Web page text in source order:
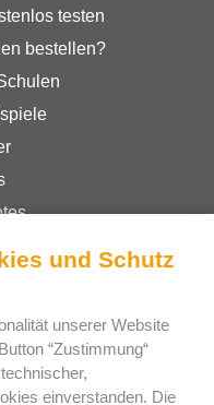
testen
bestellen?
s.r.o.
und Schutz
unserer Website
“Zustimmung“
einverstanden. Die